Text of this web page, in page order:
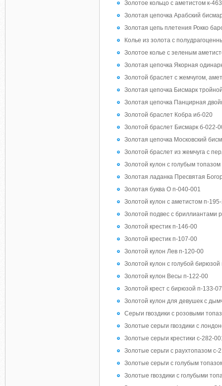
Золотое кольцо с аметистом к-
Золотая цепочка Арабский
Золотая цепь плетения Рокко
Колье из золота с
Золотое колье с зеленым
Золотая цепочка Якорная
Золотой браслет с жемчугом,
Золотая цепочка Бисмарк
Золотая цепочка Панцирная
Золотой браслет Кобра иб-020
Золотой браслет Бисмарк б-022-
Золотая цепочка Московский
Золотой браслет из жемчуга с
Золотой кулон с голубым
Золотая ладанка Пресвятая
Золотая буква О п-040-001
Золотой кулон с аметистом п-
Золотой подвес с бриллиантами
Золотой крестик п-146-00
Золотой крестик п-107-00
Золотой кулон Лев п-120-00
Золотой кулон с голубой
Золотой кулон Весы п-122-00
Золотой крест с бирюзой п-133-
Золотой кулон для девушек с
Серьги гвоздики с розовыми
Золотые серьги гвоздики с
Золотые серьги крестики с-282-
Золотые серьги с раухтопазом с-
Золотые серьги с голубым
Золотые гвоздики с голубыми